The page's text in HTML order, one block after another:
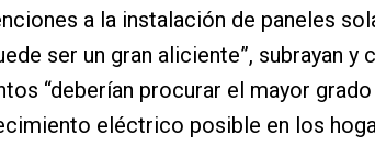
a la instalación de paneles
ser un gran aliciente”, subrayan y
“deberían procurar el mayor
eléctrico posible en los